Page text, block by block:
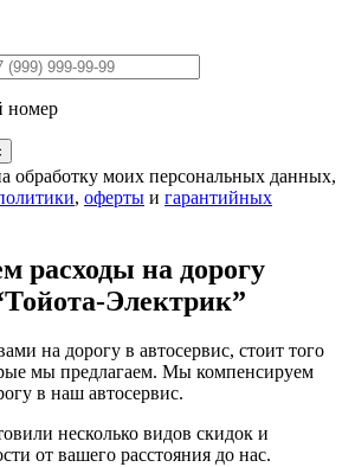
номер
обработку моих персональных данных,
, оферты и гарантийных
расходы на дорогу
Электрик”
на дорогу в автосервис, стоит того
мы предлагаем. Мы компенсируем
в наш автосервис.
несколько видов скидок и
от вашего расстояния до нас.